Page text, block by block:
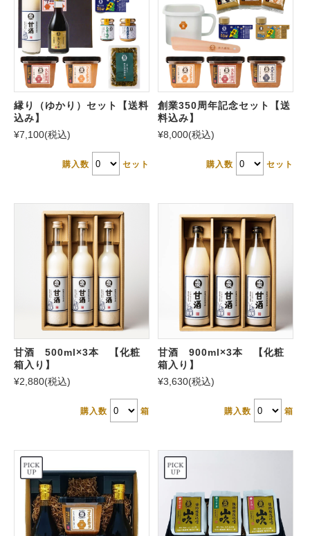
縁り（ゆかり）セット【送料
込み】
¥7,100(税込)
購入数 セット
創業350周年記念セット【送
料込み】
¥8,000(税込)
購入数 セット
甘酒 500ml×3本 【化粧
箱入り】
¥2,880(税込)
購入数 箱
甘酒 900ml×3本 【化粧
箱入り】
¥3,630(税込)
購入数 箱